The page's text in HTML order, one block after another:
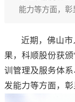
能力等方面，
近期，佛山
果，科顺股份获
训管理及服务体
发能力等方面，彰